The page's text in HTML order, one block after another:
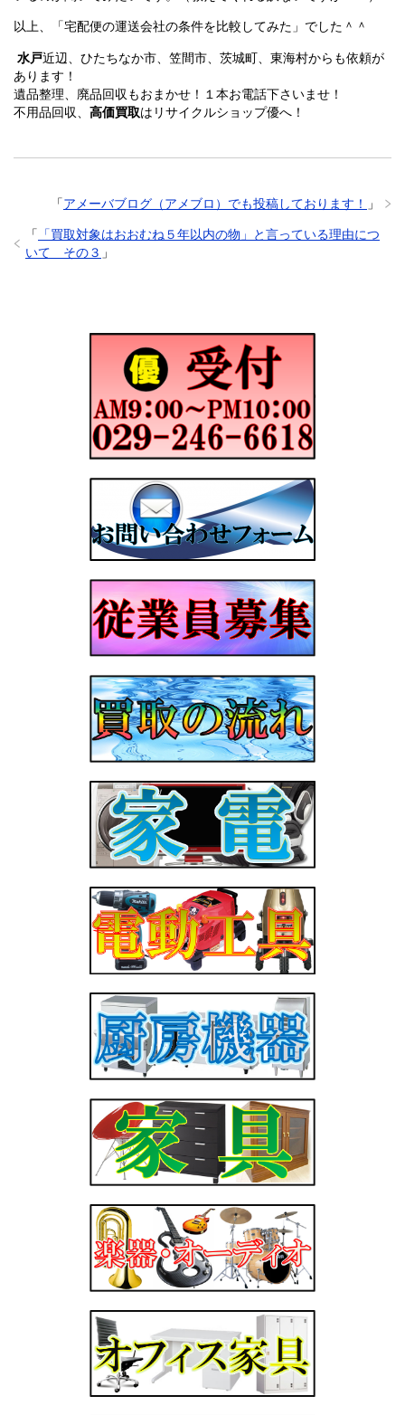
以上、「宅配便の運送会社の条件を比較してみた」でした＾＾
水戸近辺、ひたちなか市、笠間市、茨城町、東海村からも依頼が
あります！
遺品整理、廃品回収もおまかせ！１本お電話下さいませ！
不用品回収、 高価買取はリサイクルショップ優へ！
「アメーバブログ（アメブロ）でも投稿しております！ 」
「
「買取対象はおおむね５年以内の物」と言っている理由につ
いて その３ 」